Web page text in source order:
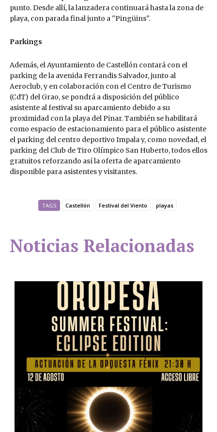
punto. Desde allí, la lanzadera continuará hasta la zona de
playa, con parada final junto a "Pingüins".
Parkings
Además, el Ayuntamiento de Castellón contará con el
parking de la avenida Ferrandis Salvador, junto al
Aeroclub, y en colaboración con el Centro de Turismo
(CdT) del Grao, se pondrá a disposición del público
asistente al festival su aparcamiento debido a su
proximidad con la playa del Pinar. También se habilitará
como espacio de estacionamiento para el público asistente
el parking del centro deportivo Impala y, como novedad, el
parking del Club de Tiro Olímpico San Huberto, todos ellos
gratuitos reforzando así la oferta de aparcamiento
disponible para asistentes y visitantes.
TAGS Castellón Festival del Viento playas
Noticias Relacionadas